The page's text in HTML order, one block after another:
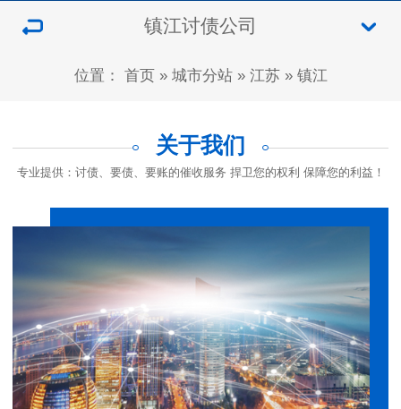
镇江讨债公司
位置： 首页» 城市分站» 江苏» 镇江
关于我们
专业提供：讨债、要债、要账的催收服务 捍卫您的权利 保障您的利益！